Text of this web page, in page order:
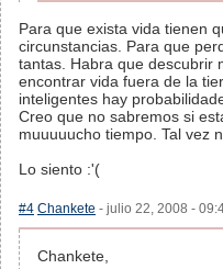
Para que exista vida tienen
circunstancias. Para que
tantas. Habra que descubrir
encontrar vida fuera de la
inteligentes hay
Creo que no sabremos si
muuuuucho tiempo. Tal vez
Lo siento :'(
#4 Chankete - julio 22, 2008 -
Chankete,